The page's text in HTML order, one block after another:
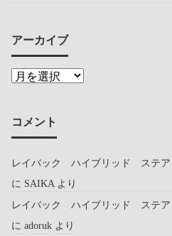
アーカイブ
コメント
レイバック ハイブリッド ステア
に SAIKA より
レイバック ハイブリッド ステア
に adoruk より